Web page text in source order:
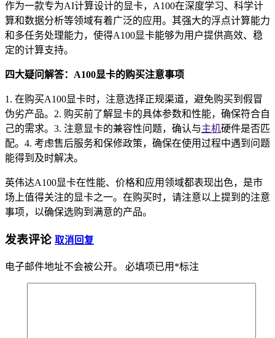
作为一款专为AI计算设计的显卡，A100在深度学习、科学计
算和数据分析等领域有着广泛的应用。其强大的浮点计算能力
和多任务处理能力，使得A100显卡能够为用户提供高效、稳
定的计算支持。
四大疑问解答：A100显卡的购买注意事项
1. 在购买A100显卡时，注意选择正规渠道，避免购买到假冒
伪劣产品。2. 购买前了解显卡的具体参数和性能，确保符合自
己的需求。3. 注意显卡的兼容性问题，确认与主机硬件是否匹
配。4. 考虑售后服务和保修政策，确保在使用过程中遇到问题
能得到及时解决。
英伟达A100显卡在性能、价格和应用领域都表现出色，是市
场上值得关注的显卡之一。在购买时，请注意以上提到的注意
事项，以确保选购到满意的产品。
发表评论 取消回复
电子邮件地址不会被公开。 必填项已用 *标注